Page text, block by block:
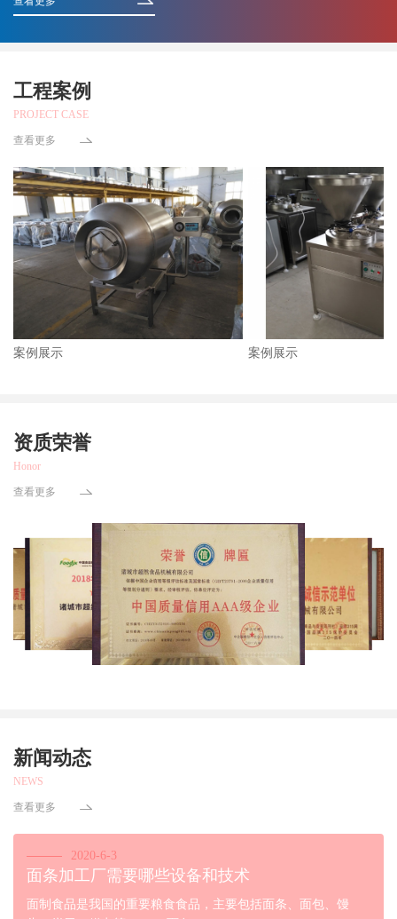
工程案例
PROJECT CASE
查看更多
案例展示 案例展示
资质荣誉
Honor
查看更多
新闻动态
NEWS
查看更多
2020-6-3
面条加工厂需要哪些设备和技术
面制食品是我国的重要粮食食品，主要包括面条、面包、馒